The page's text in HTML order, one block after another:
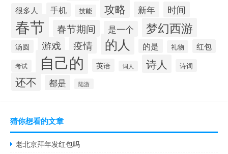
很多人 手机 技能 攻略 新年 时间
春节 春节期间 是一个 梦幻西游
汤圆 游戏 疫情 的人 的是 礼物 红包
考试 自己的 英语 词人 诗人 诗词
还不 都是 陆游
猜你想看的文章
老北京拜年发红包吗